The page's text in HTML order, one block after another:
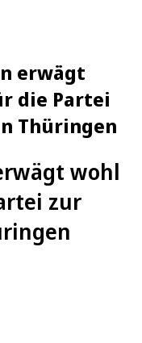
erwägt
die Partei
Thüringen
wohl
zur